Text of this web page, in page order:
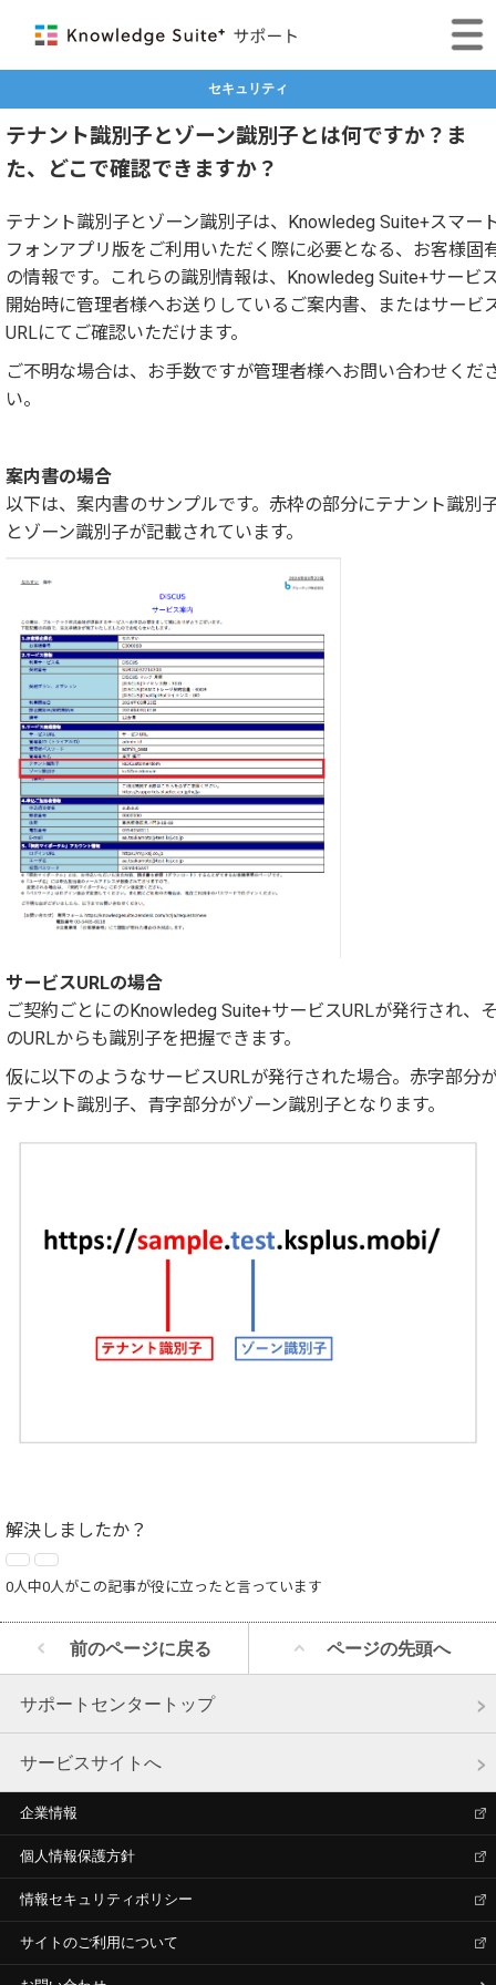
セキュリティ
テナント識別子とゾーン識別子とは何ですか？ま
た、どこで確認できますか？
テナント識別子とゾーン識別子は、Knowledeg Suite+スマー
フォンアプリ版をご利用いただく際に必要となる、お客様固
の情報です。これらの識別情報は、Knowledeg Suite+サービ
開始時に管理者様へお送りしているご案内書、またはサービ
URLにてご確認いただけます。
ご不明な場合は、お手数ですが管理者様へお問い合わせくだ
い。
案内書の場合
以下は、案内書のサンプルです。赤枠の部分にテナント識別
とゾーン識別子が記載されています。
サービスURLの場合
ご契約ごとにのKnowledeg Suite+サービスURLが発行され、
のURLからも識別子を把握できます。
仮に以下のようなサービスURLが発行された場合。赤字部分
テナント識別子、青字部分がゾーン識別子となります。
解決しましたか？
0人中0人がこの記事が役に立ったと言っています
前のページに戻る ページの先頭へ
サポートセンタートップ
サービスサイトへ
企業情報
個人情報保護方針
情報セキュリティポリシー
サイトのご利用について